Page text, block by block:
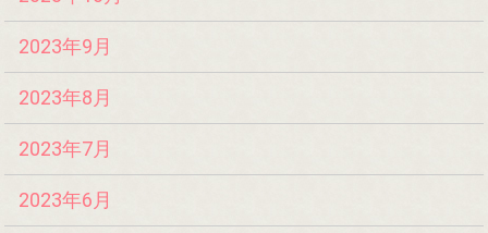
2023年9月
2023年8月
2023年7月
2023年6月